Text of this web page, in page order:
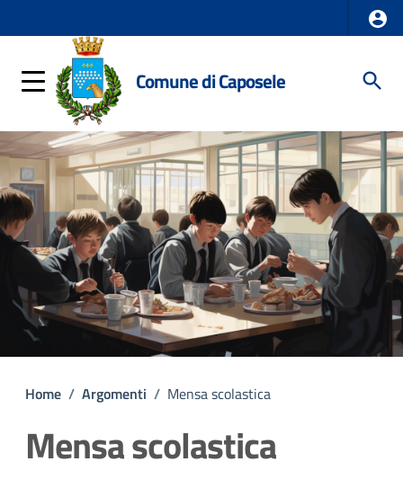
Comune di Caposele
Home / Argomenti / Mensa scolastica
Mensa scolastica